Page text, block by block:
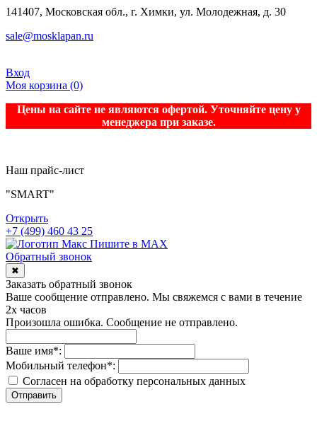
141407, Московская обл., г. Химки, ул. Молодежная, д. 30
sale@mosklapan.ru
Вход
Моя корзина (0)
Цены на сайте не являются офертой. Уточняйте цену у
менеджера при заказе.
Наш прайс-лист
"SMART"
Открыть
+7 (499) 460 43 25
Пишите в MAX
Обратный звонок
✖
Заказать обратный звонок
Ваше сообщение отправлено. Мы свяжемся с вами в течение
2х часов
Произошла ошибка. Сообщение не отправлено.
Ваше имя*:
Мобильный телефон*:
Согласен на обработку персональныx данных
Отправить